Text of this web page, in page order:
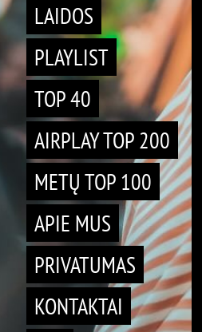
LAIDOS
PLAYLIST
TOP 40
AIRPLAY TOP 200
METŲ TOP 100
APIE MUS
PRIVATUMAS
KONTAKTAI